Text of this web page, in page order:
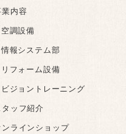
内容
調設備
報システム部
フォーム設備
ジョントレーニング
タッフ紹介
ンラインショップ